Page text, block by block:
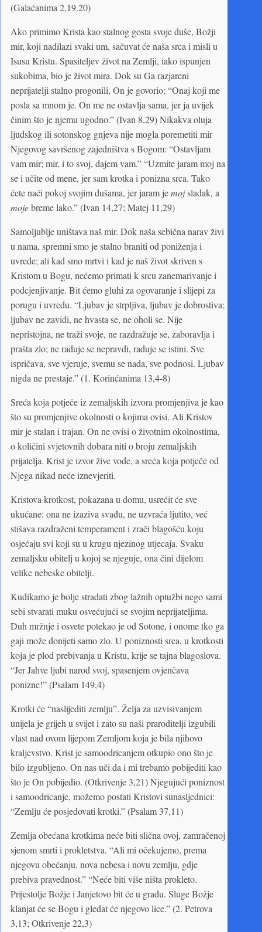
(Galaćanima 2,19.20)
Ako primimo Krista kao stalnog gosta svoje duše, Božji
mir, koji nadilazi svaki um, sačuvat će naša srca i misli u
Isusu Kristu. Spasiteljev život na Zemlji, iako ispunjen
sukobima, bio je život mira. Dok su Ga razjareni
neprijatelji stalno progonili, On je govorio: “Onaj koji me
posla sa mnom je. On me ne ostavlja sama, jer ja uvijek
činim što je njemu ugodno.” (Ivan 8,29) Nikakva oluja
ljudskog ili sotonskog gnjeva nije mogla poremetiti mir
Njegovog savršenog zajedništva s Bogom: “Ostavljam
vam mir; mir, i to svoj, dajem vam.” “Uzmite jaram moj na
se i učite od mene, jer sam krotka i ponizna srca. Tako
ćete naći pokoj svojim dušama, jer jaram jemojsladak, a
mojebreme lako.” (Ivan 14,27; Matej 11,29)
Samoljublje uništava naš mir. Dok naša sebična narav živi
u nama, spremni smo je stalno braniti od poniženja i
uvrede; ali kad smo mrtvi i kad je naš život skriven s
Kristom u Bogu, nećemo primati k srcu zanemarivanje i
podcjenjivanje. Bit ćemo gluhi za ogovaranje i slijepi za
porugu i uvredu. “Ljubav je strpljiva, ljubav je dobrostiva;
ljubav ne zavidi, ne hvasta se, ne oholi se. Nije
nepristojna, ne traži svoje, ne razdražuje se, zaboravlja i
prašta zlo; ne raduje se nepravdi, raduje se istini. Sve
ispričava, sve vjeruje, svemu se nada, sve podnosi. Ljubav
nigda ne prestaje.” (1. Korinćanima 13,4-8)
Sreća koja potječe iz zemaljskih izvora promjenjiva je kao
što su promjenjive okolnosti o kojima ovisi. Ali Kristov
mir je stalan i trajan. On ne ovisi o životnim okolnostima,
o količini svjetovnih dobara niti o broju zemaljskih
prijatelja. Krist je izvor žive vode, a sreća koja potječe od
Njega nikad neće iznevjeriti.
Kristova krotkost, pokazana u domu, usrećit će sve
ukućane: ona ne izaziva svađu, ne uzvraća ljutito, već
stišava razdraženi temperament i zrači blagošću koju
osjećaju svi koji su u krugu njezinog utjecaja. Svaku
zemaljsku obitelj u kojoj se njeguje, ona čini dijelom
velike nebeske obitelji.
Kudikamo je bolje stradati zbog lažnih optužbi nego sami
sebi stvarati muku osvećujući se svojim neprijateljima.
Duh mržnje i osvete potekao je od Sotone, i onome tko ga
gaji može donijeti samo zlo. U poniznosti srca, u krotkosti
koja je plod prebivanja u Kristu, krije se tajna blagoslova.
“Jer Jahve ljubi narod svoj, spasenjem ovjenčava
ponizne!” (Psalam 149,4)
Krotki će “naslijediti zemlju”. Želja za uzvisivanjem
unijela je grijeh u svijet i zato su naši praroditelji izgubili
vlast nad ovom lijepom Zemljom koja je bila njihovo
kraljevstvo. Krist je samoodricanjem otkupio ono što je
bilo izgubljeno. On nas uči da i mi trebamo pobijediti kao
što je On pobijedio. (Otkrivenje 3,21) Njegujući poniznost
i samoodricanje, možemo postati Kristovi sunasljednici:
“Zemlju će posjedovati krotki.” (Psalam 37,11)
Zemlja obećana krotkima neće biti slična ovoj, zamračenoj
sjenom smrti i prokletstva. “Ali mi očekujemo, prema
njegovu obećanju, nova nebesa i novu zemlju, gdje
prebiva pravednost.” “Neće biti više ništa prokleto.
Prijestolje Božje i Janjetovo bit će u gradu. Sluge Božje
klanjat će se Bogu i gledat će njegovo lice.” (2. Petrova
3,13; Otkrivenje 22,3)